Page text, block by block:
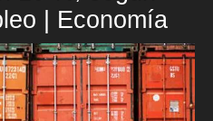
| Economía